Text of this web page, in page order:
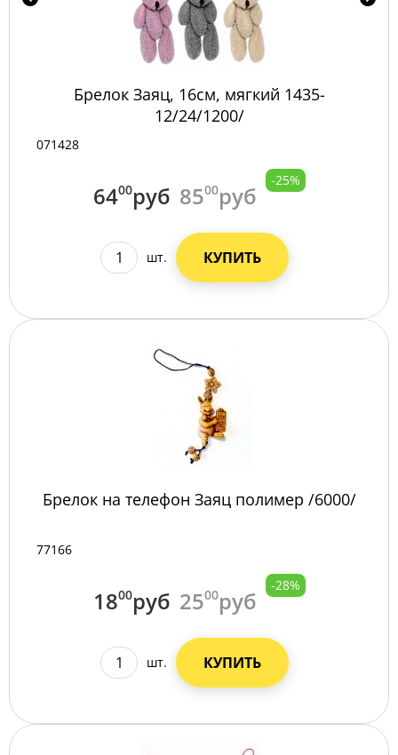
Брелок Заяц, 16см, мягкий 1435-
12/24/1200/
071428
6400руб 8500руб
-25%
шт. КУПИТЬ
Брелок на телефон Заяц полимер /6000/
77166
1800руб 2500руб
-28%
шт. КУПИТЬ